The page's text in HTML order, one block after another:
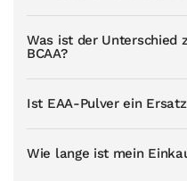
Was ist der Unterschied
BCAA?
Ist EAA-Pulver ein
Wie lange ist mein